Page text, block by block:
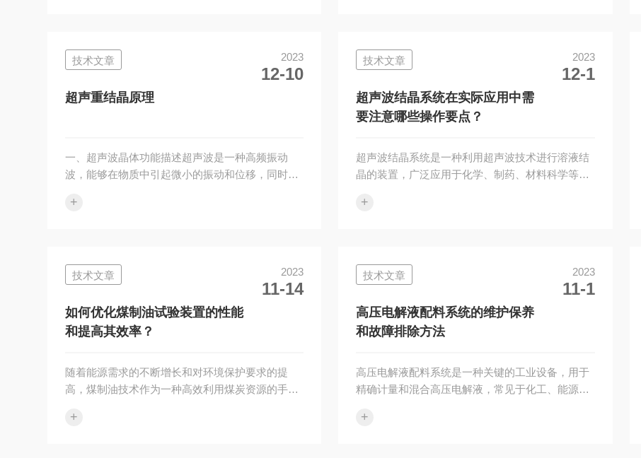
通过测量反应热，研究人员可以预测潜在的热失控
反应，从而在实验室或工业规模上设计更安全的合
成路线。3.过程优化：使用反应量热仪可以确定合
应釜装置在储能领域的应用前景进行分析。首先，
锂电池反应釜装置在储能领域的应用可以提高储能
系统的能量密度。目前，锂离子电池的能量密度已
经达到了200Wh/kg以上，远高于其他类...
技术文章 2023
12-10
超声重结晶原理
一、超声波晶体功能描述超声波是一种高频振动
波，能够在物质中引起微小的振动和位移，同时也
超声波可以起到以下几个方面的作用：1.破碎成
体的局部层次结构，从而促进晶体成核和生长；3.
强化传质：由于声波进入生长液体后，会产生大量
的崎岖表面和空腔等结构，这些结构会导致流体的
分子发生局部的变形和加速移动，从而促进...
+
技术文章 2023
12-1
超声波结晶系统在实际应用中需
要注意哪些操作要点？
超声波结晶系统是一种利用超声波技术进行溶液结
晶的装置，广泛应用于化学、制药、材料科学等领
键要点，以确保系统的正常运行和结晶过程的高效
器时，应根据实际需求确定合适的功率和频率范
围。同时，还应注意选择具有稳定性和可靠性的产
品，以避免因设备故障导致的实验失败。2、合理
设计结晶槽。结晶槽的设计应考虑到溶液的性质...
+
技术文章 2023
11-14
如何优化煤制油试验装置的性能
和提高其效率？
随着能源需求的不断增长和对环境保护要求的提
高，煤制油技术作为一种高效利用煤炭资源的手段
接影响着煤制油技术的可行性和经济性。因此，如
+
技术文章 2023
11-1
高压电解液配料系统的维护保养
和故障排除方法
高压电解液配料系统是一种关键的工业设备，用于
精确计量和混合高压电解液，常见于化工、能源和
设备寿命，维护保养和故障排除至关重要。本文将
+